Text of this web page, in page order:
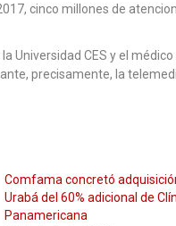
cinco millones de
Universidad CES y el
precisamente, la
Comfama concretó
Urabá del 60% adicional de
Panamericana